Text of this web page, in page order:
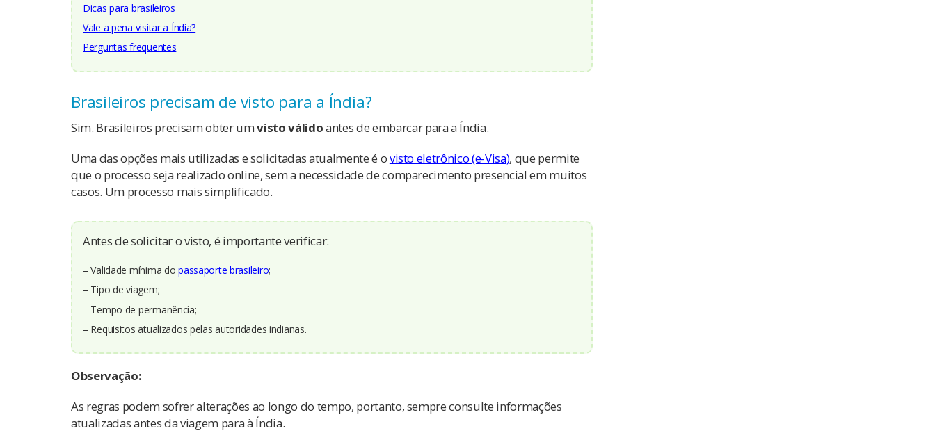
Dicas para brasileiros
Vale a pena visitar a Índia?
Perguntas frequentes
Brasileiros precisam de visto para a Índia?
Sim. Brasileiros precisam obter umvisto válidoantes de embarcar para a Índia.
Uma das opções mais utilizadas e solicitadas atualmente é ovisto eletrônico (e-Visa), que permite
que o processo seja realizado online, sem a necessidade de comparecimento presencial em muitos
casos. Um processo mais simplificado.
Antes de solicitar o visto, é importante verificar:
– Validade mínima dopassaporte brasileiro;
– Tipo de viagem;
– Tempo de permanência;
– Requisitos atualizados pelas autoridades indianas.
Observação:
As regras podem sofrer alterações ao longo do tempo, portanto, sempre consulte informações
atualizadas antes da viagem para à Índia.